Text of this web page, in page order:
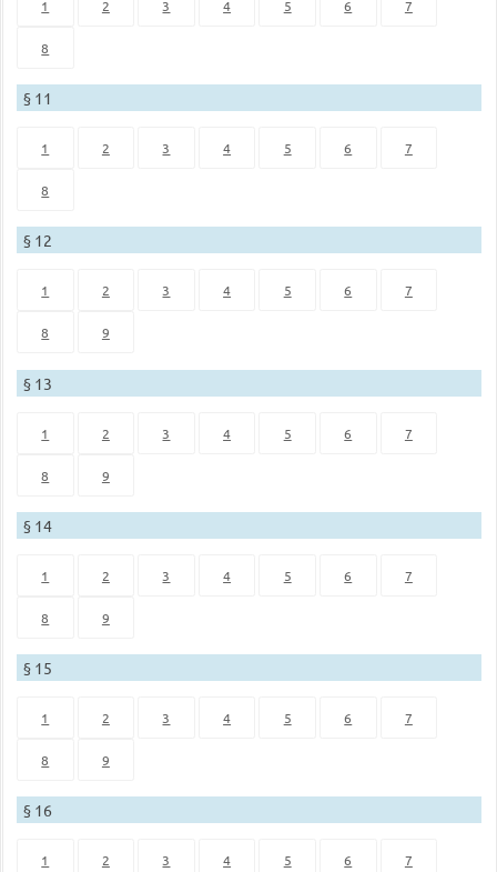
1 2 3 4 5 6 7
8
§ 11
1 2 3 4 5 6 7
8
§ 12
1 2 3 4 5 6 7
8 9
§ 13
1 2 3 4 5 6 7
8 9
§ 14
1 2 3 4 5 6 7
8 9
§ 15
1 2 3 4 5 6 7
8 9
§ 16
1 2 3 4 5 6 7